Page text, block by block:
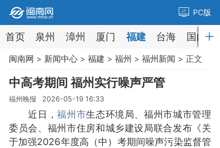
PC版
首页 泉州 漳州 厦门 福建 台海 国内
闽南网 > 新闻中心> 福建 > 福州 > 福州新闻 > 正文
中高考期间 福州实行噪声严管
福州晚报 2026-05-19 16:33
近日，福州市生态环境局、福州市城市管理
委员会、福州市住房和城乡建设局联合发布《关
于加强2026年度高（中）考期间噪声污染监督管